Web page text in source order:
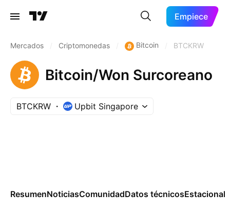
Empiece
Mercados Criptomonedas Bitcoin BTCKRW
Bitcoin/Won Surcoreano
BTCKRW Upbit Singapore
ResumenNoticiasComunidadDatos técnicos